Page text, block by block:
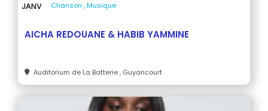
JANV
Chanson Musique
AICHA REDOUANE & HABIB YAMMINE
Auditorium de La Batterie , Guyancourt